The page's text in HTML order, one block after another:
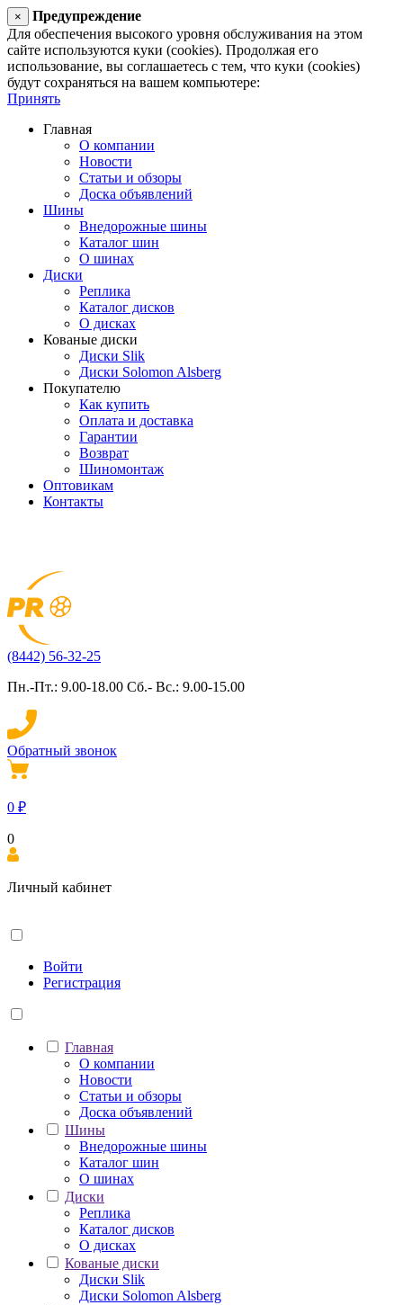
×
Предупреждение
Для обеспечения высокого уровня обслуживания на этом
сайте используются куки (cookies). Продолжая его
использование, вы соглашаетесь с тем, что куки (cookies)
будут сохраняться на вашем компьютере:
Принять
Главная
О компании
Новости
Статьи и обзоры
Доска объявлений
Шины
Внедорожные шины
Каталог шин
О шинах
Диски
Реплика
Каталог дисков
О дисках
Кованые диски
Диски Slik
Диски Solomon Alsberg
Покупателю
Как купить
Оплата и доставка
Гарантии
Возврат
Шиномонтаж
Оптовикам
Контакты
(8442) 56-32-25
Пн.-Пт.: 9.00-18.00 Сб.- Вс.: 9.00-15.00
Обратный звонок
0 ₽
0
Личный кабинет
Войти
Регистрация
Главная
О компании
Новости
Статьи и обзоры
Доска объявлений
Шины
Внедорожные шины
Каталог шин
О шинах
Диски
Реплика
Каталог дисков
О дисках
Кованые диски
Диски Slik
Диски Solomon Alsberg